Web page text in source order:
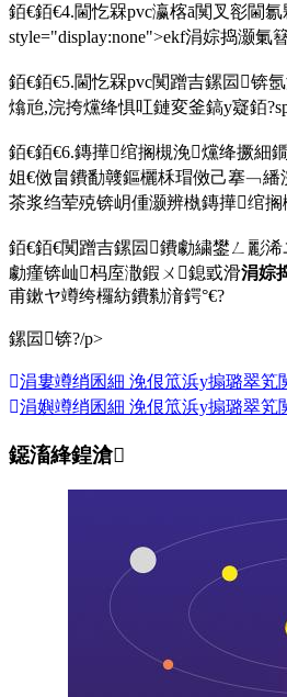
銆€銆€4.閫忔槑pvc瀛楁ā闃叉彮閫
style="display:none">ekf涓婃捣灏氭
銆€銆€5.閫忔槑pvc闃蹭吉鏍囩锛
熻兘,浣挎爣绛惧叿鏈変釜鎬у寲銆
銆€銆€6.鏄撶绾搁槻浼爣绛撅細
姐€傚畠鐨勫竷鏂欐柇瑁傚己搴﹁
茶浆绉荤殑锛岄偅灏辨槸鏄撶绾搁
銆€銆€闃蹭吉鏍囩鐨勮繍鐢ㄥ彲
勮瘽锛屾杩庢潵鍜ㄨ鎴戜滑涓婃
甫鏉ヤ竴绔欏紡鐨勬湇鍔°€?
鏍囩锛?/p>
涓婁竴绡囷細 浼佷笟浜у搧璐翠笂
涓嬩竴绡囷細 浼佷笟浜у搧璐翠笂
鐚滀綘鍠滄